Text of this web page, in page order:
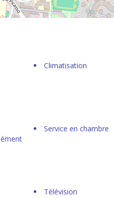
Climatisation
Service en chambre
Télévision